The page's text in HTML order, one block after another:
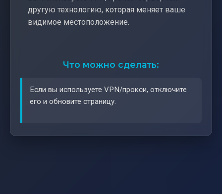
другую технологию, которая меняет ваше
видимое местоположение.
Что можно сделать:
Если вы используете VPN/прокси, отключите
его и обновите страницу.